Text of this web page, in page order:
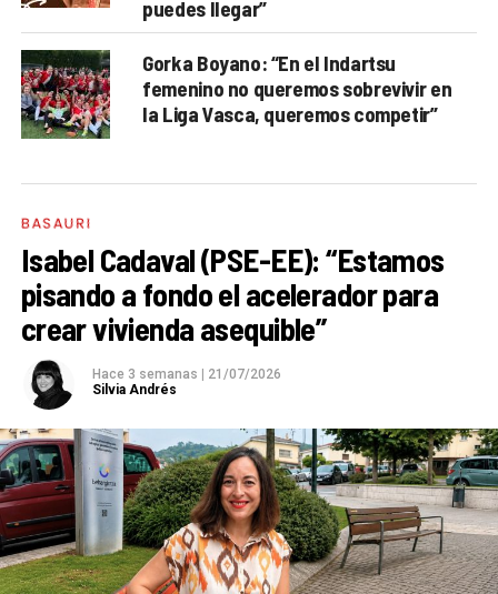
puedes llegar”
Gorka Boyano: “En el Indartsu
femenino no queremos sobrevivir en
la Liga Vasca, queremos competir”
BASAURI
Isabel Cadaval (PSE-EE): “Estamos
pisando a fondo el acelerador para
crear vivienda asequible”
Hace 3 semanas
21/07/2026
Silvia Andrés